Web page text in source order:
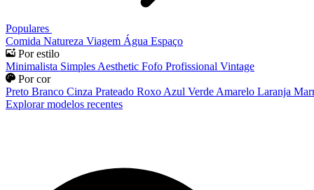
Populares
Comida Natureza Viagem Água Espaço
Por estilo
Minimalista Simples Aesthetic Fofo Profissional Vintage
Por cor
Preto Branco Cinza Prateado Roxo Azul Verde Amarelo Laranja
Explorar modelos recentes